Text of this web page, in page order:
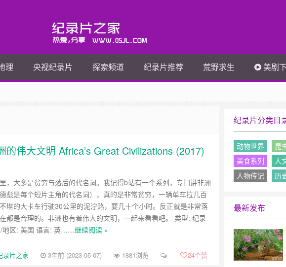
理 央视纪录片 探索频道 纪录片推荐 荒野求生 美剧
的伟大文明 Africa’s Great Civilizations (2017)
，大多是贫穷与落后的代名词。我记得b站有一个系列，专门讲非洲
彪是每个短片主角的代名词），真的是非常贫穷，一辆单车拉几百
堪的大卡车行驶30公里的泥泞路，要几十个小时。反正就是非常落
都是合理的。非洲也有着伟大的文明，一起来看看吧。 类型: 纪录
/地区: 美国 语言: 英……继续阅读 »
录片之家 3年前 (2023-05-07) 1881浏览 24个赞
纪录片分类目
动物世界 昆
美食系列
人
人物传记
历
最新发布